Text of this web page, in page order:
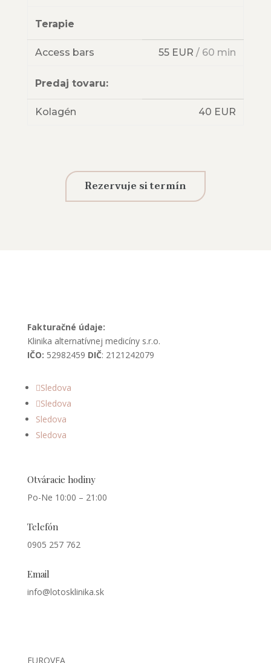
Terapie
Access bars 55 EUR / 60 min
Predaj tovaru:
Kolagén 40 EUR
Rezervuje si termín
Fakturačné údaje:
Klinika alternatívnej medicíny s.r.o.
IČO: 52982459 DIČ: 2121242079
Sledova
Sledova
Sledova
Sledova
Otváracie hodiny
Po-Ne 10:00 – 21:00
Telefón
0905 257 762
Email
info@lotosklinika.sk
EUROVEA